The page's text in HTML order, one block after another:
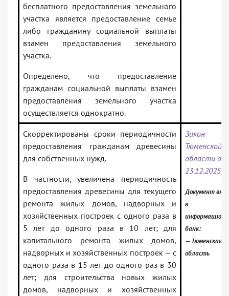
бесплатного предоставления земельного
участка является предоставление семье
либо гражданину социальной выплаты
взамен предоставления земельного
участка.
Определено, что предоставление
гражданам социальной выплаты взамен
предоставления земельного участка
осуществляется однократно.
Скорректированы сроки периодичности
предоставления гражданам древесины
для собственных нужд.
В частности, увеличена периодичность
предоставления древесины для текущего
ремонта жилых домов, надворных и
хозяйственных построек с одного раза в
5 лет до одного раза в 10 лет; для
капитального ремонта жилых домов,
надворных и хозяйственных построек — с
одного раза в 15 лет до одного раз в 30
лет; для строительства новых жилых
домов, надворных и хозяйственных
Закон
Тюменской
области от
23.12.2025
Документ
в
банк:
— Тюменская
область